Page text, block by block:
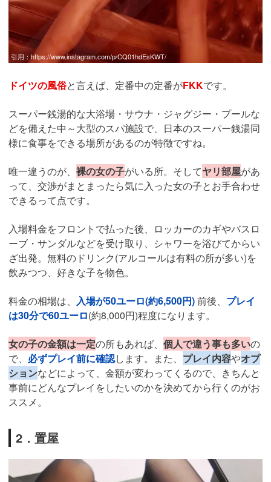
引用：https://www.instagram.com/p/CQ01hdEsKWT/
ドイツの風俗と言えば、定番中の定番がFKKです。
スーパー銭湯的な大浴場・サウナ・ジャグジー・プールな
どを備えた中～大型のスパ施設で、日本のスーパー銭湯同
様に食事をできる場所があるのが特徴ですね。
唯一違うのが、 裸の女の子がいる所。そしてヤリ部屋があ
って、交渉がまとまったら気に入った女の子とお手合わせ
できるって点です。
入場料金をフロントで払った後、ロッカーのカギやバスロ
ーブ・サンダルなどを受け取り、シャワーを浴びてからい
ざ出発。無料のドリンク(アルコールは有料の所が多い)を
飲みつつ、好きな子を物色。
料金の相場は、 入場が50ユーロ(約6,500円)前後、 プレイ
は30分で60ユーロ(約8,000円)程度になります。
女の子の金額は一定の所もあれば、 個人で違う事も多いの
で、 必ずプレイ前に確認します。また、 プレイ内容やオプ
ションなどによって、金額が変わってくるので、きちんと
事前にどんなプレイをしたいのかを決めてから行くのがお
ススメ。
2．置屋